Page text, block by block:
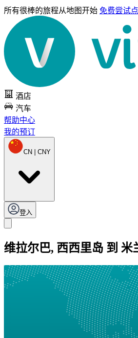
所有很棒的旅程从地图开始 免费尝试点
酒店
汽车
帮助中心
我的预订
CN | CNY
登入
维拉尔巴, 西西里岛 到 米